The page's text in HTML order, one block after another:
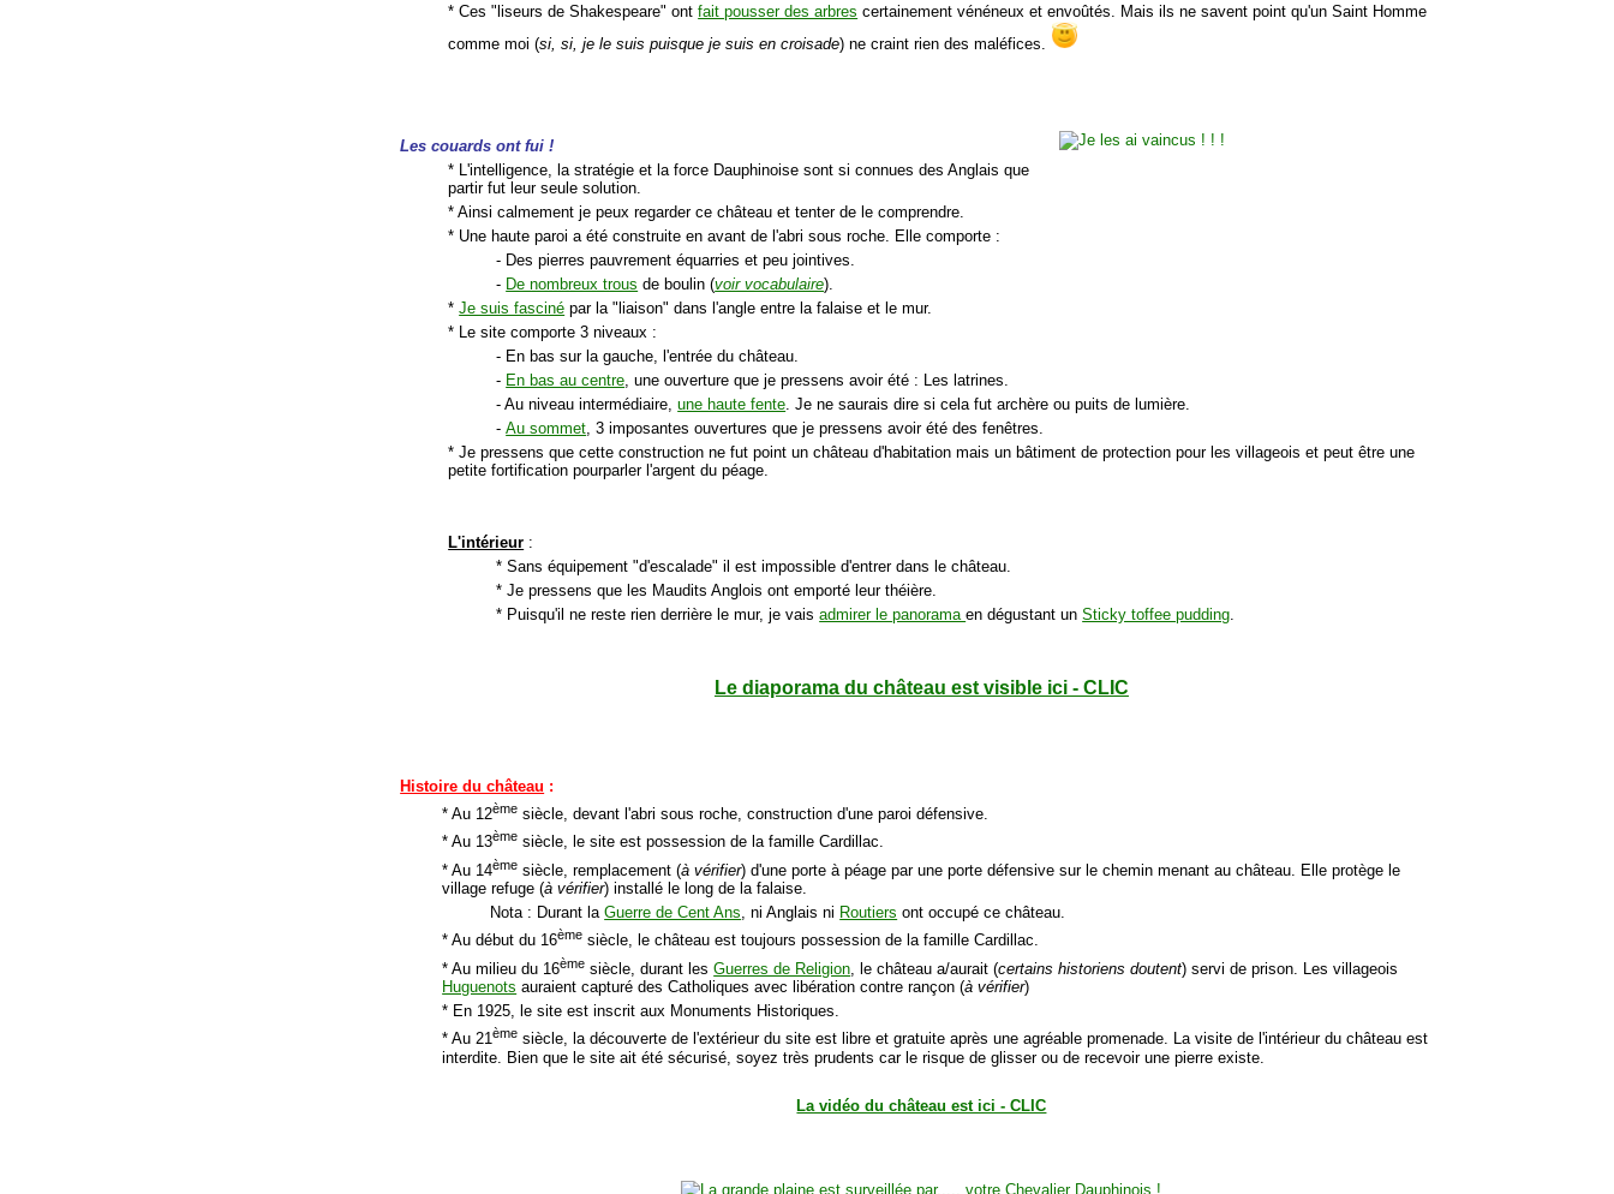
* Ces "liseurs de Shakespeare" ontfait pousser des arbres certainement vénéneux et envoûtés. Mais ils ne savent point qu'un Saint Homme
comme moi (si, si, je le suis puisque je suis en croisade) ne craint rien des maléfices.
Lescouards ont fui !
* L'intelligence, la stratégie et la force Dauphinoise sont si connues des Anglais que
partir fut leur seule solution.
* Ainsi calmement je peux regarder ce château et tenter de le comprendre.
* Une haute paroi a été construite en avant de l'abri sous roche. Elle comporte :
- Des pierres pauvrement équarries et peu jointives.
- De nombreux trous de boulin (voir vocabulaire).
*Je suis fasciné par la "liaison" dans l'angle entre la falaise et le mur.
* Le site comporte 3 niveaux :
- En bas sur la gauche, l'entrée du château.
- En bas au centre , une ouverture que je pressens avoir été : Les latrines.
- Au niveau intermédiaire,une haute fente . Je ne saurais dire si cela fut archère ou puits de lumière.
-Au sommet , 3 imposantes ouvertures que je pressens avoir été des fenêtres.
* Je pressens que cette construction ne fut point un château d'habitation mais un bâtiment de protection pour les villageois et peut être une
petite fortification pourparler l'argent du péage.
L'intérieur :
* Sans équipement "d'escalade" il est impossible d'entrer dans le château.
* Je pressens que les Maudits Anglois ont emporté leur théière.
* Puisqu'il ne reste rien derrière le mur, je vaisadmirer le panoramaen dégustant unSticky toffee pudding
Le diaporama du château est visible ici - CLIC
Histoire du château :
* Au 12ème siècle, devant l'abri sous roche, construction d'une paroi défensive.
* Au 13ème siècle, le site est possession de la famille Cardillac.
* Au 14ème siècle, remplacement (à vérifier) d'une porte à péage par une porte défensive sur le chemin menant au château. Elle protège le
village refuge (à vérifier) installé le long de la falaise.
Nota : Durant laGuerre de Cent Ans, ni Anglais ni Routiers ont occupé ce château.
* Au début du 16ème siècle, le château est toujours possession de la famille Cardillac.
* Au milieu du 16ème siècle, durant lesGuerres de Religion, le château a/aurait (certains historiens doutent) servi de prison. Les villageois
Huguenots auraient capturé des Catholiques avec libération contre rançon (à vérifier)
* En 1925, le site est inscrit aux Monuments Historiques.
* Au 21ème siècle, la découverte de l'extérieur du site est libre et gratuite après une agréable promenade. La visite de l'intérieur du château est
interdite. Bien que le site ait été sécurisé, soyez très prudents car le risque de glisser ou de recevoir une pierre existe.
La vidéo du château est ici - CLIC